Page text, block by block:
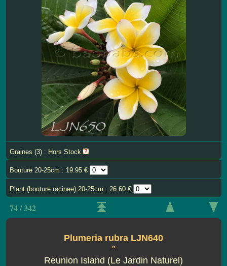
Graines (3) : Hors Stock
Bouture 20-25cm : 19.95 €
Plant (bouture racinee) 20-25cm : 26.60 €
74 / 342
Plumeria rubra LJN640
''
Reunion Island (Le Jardin Naturel)